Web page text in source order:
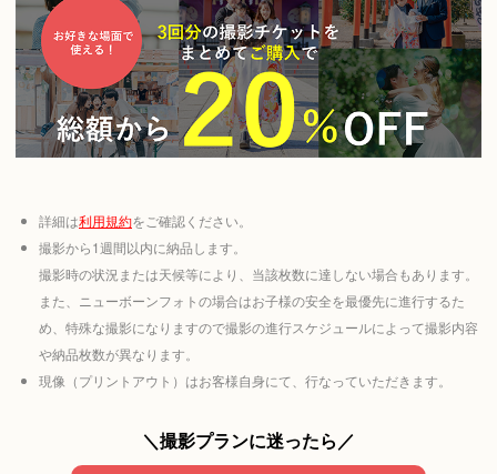
詳細は利用規約をご確認ください。
撮影から1週間以内に納品します。
撮影時の状況または天候等により、当該枚数に達しない場合もあります。
また、ニューボーンフォトの場合はお子様の安全を最優先に進行するた
め、特殊な撮影になりますので撮影の進行スケジュールによって撮影内容
や納品枚数が異なります。
現像（プリントアウト）はお客様自身にて、行なっていただきます。
＼撮影プランに迷ったら／